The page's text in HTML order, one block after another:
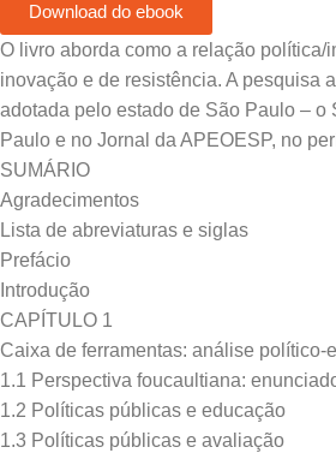
Download do ebook
O livro aborda como a relação
inovação e de resistência. A pesquisa
adotada pelo estado de São Paulo –
Paulo e no Jornal da APEOESP, no
SUMÁRIO
Agradecimentos
Lista de abreviaturas e siglas
Prefácio
Introdução
CAPÍTULO 1
Caixa de ferramentas: análise político-
1.1 Perspectiva foucaultiana:
1.2 Políticas públicas e educação
1.3 Políticas públicas e avaliação